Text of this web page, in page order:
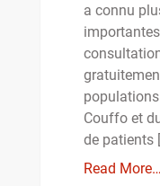
a connu
Couffo et
de patients
Read More…